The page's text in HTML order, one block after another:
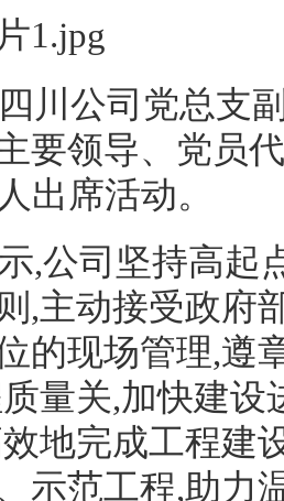
川公司党总支
要领导、党员
出席活动。
,公司坚持高起
,主动接受政府
的现场管理,遵
量关,加快建设
地完成工程建
示范工程,助力